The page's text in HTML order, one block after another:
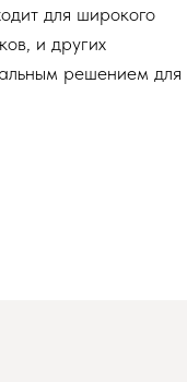
для широкого
и других
решением для